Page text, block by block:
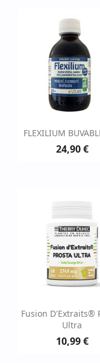
FLEXILIUM
24,90 €
Fusion D'Extraits®
Ultra
10,99 €